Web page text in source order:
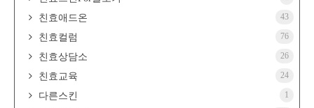
친효애드온 43
친효컬럼 76
친효상담소 26
친효교육 24
다른스킨 1